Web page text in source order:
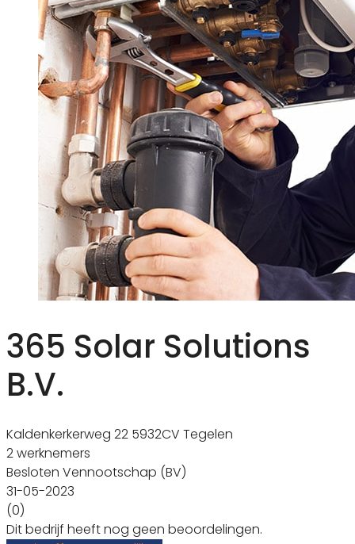
365 Solar Solutions
B.V.
Kaldenkerkerweg 22 5932CV Tegelen
2 werknemers
Besloten Vennootschap (BV)
31-05-2023
(0)
Dit bedrijf heeft nog geen beoordelingen.